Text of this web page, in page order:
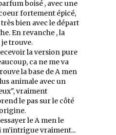
boisé , avec une
fortement épicé,
bien avec le départ
En revanche , la
trouve.
la version pure
ca ne me va
la base de A men
animale avec un
vraiment
le pas sur le côté
le A men le
vraiment...